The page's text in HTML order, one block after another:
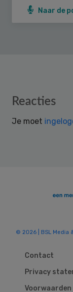
Naar de
Reader
Reacties
Je moet
© 2026 | BSL Media
Contact
Privacy
Voorwaarden